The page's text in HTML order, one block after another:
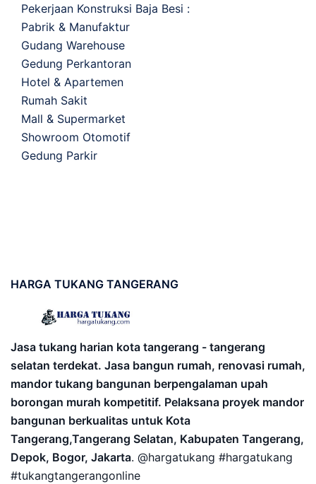
Pekerjaan Konstruksi Baja Besi :
Pabrik & Manufaktur
Gudang Warehouse
Gedung Perkantoran
Hotel & Apartemen
Rumah Sakit
Mall & Supermarket
Showroom Otomotif
Gedung Parkir
HARGA TUKANG TANGERANG
Jasa tukang harian kota tangerang - tangerang
selatan terdekat. Jasa bangun rumah, renovasi rumah,
mandor tukang bangunan berpengalaman upah
borongan murah kompetitif. Pelaksana proyek mandor
bangunan berkualitas untuk Kota
Tangerang,Tangerang Selatan, Kabupaten Tangerang,
Depok, Bogor, Jakarta. @hargatukang #hargatukang
#tukangtangerangonline